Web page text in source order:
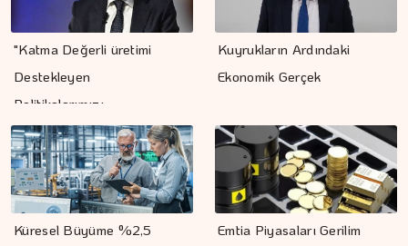
"Katma Değerli üretimi
Destekleyen
Politikalarımızı…
Kuyrukların Ardındaki
Ekonomik Gerçek
Küresel Büyüme %2,5
Emtia Piyasaları Gerilim